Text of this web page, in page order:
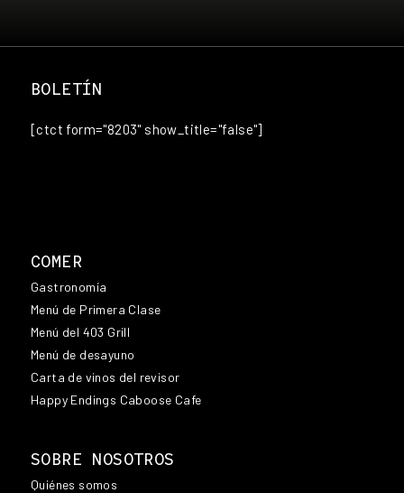
BOLETÍN
[ctct form="8203" show_title="false"]
COMER
Gastronomía
Menú de Primera Clase
Menú del 403 Grill
Menú de desayuno
Carta de vinos del revisor
Happy Endings Caboose Cafe
SOBRE NOSOTROS
Quiénes somos